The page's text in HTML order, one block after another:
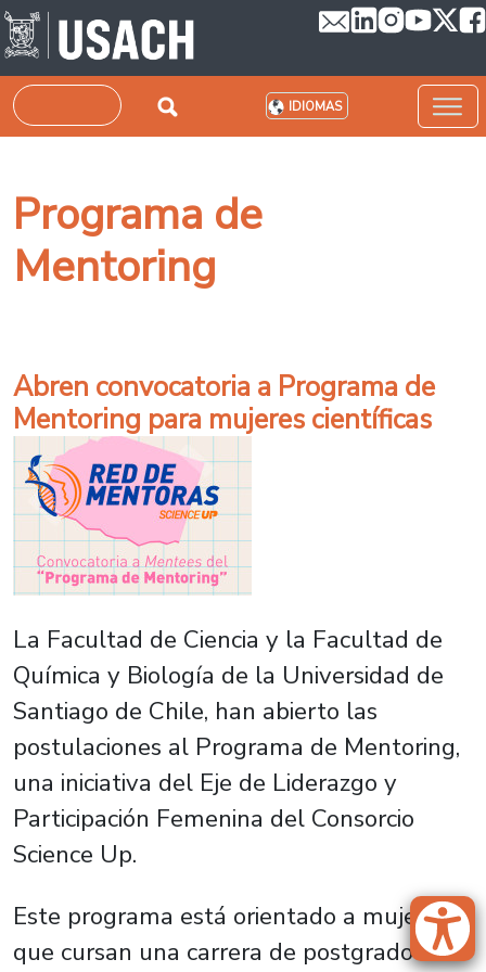
Pasar al contenido principal
Buscar IDIOMAS
Programa de
Mentoring
Abren convocatoria a Programa de
Mentoring para mujeres científicas
La Facultad de Ciencia y la Facultad de
Química y Biología de la Universidad de
Santiago de Chile, han abierto las
postulaciones al Programa de Mentoring,
una iniciativa del Eje de Liderazgo y
Participación Femenina del Consorcio
Science Up.
Este programa está orientado a mujeres
que cursan una carrera de postgrado o